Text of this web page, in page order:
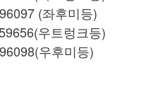
(좌후미등)
우트렁크등)
우후미등)